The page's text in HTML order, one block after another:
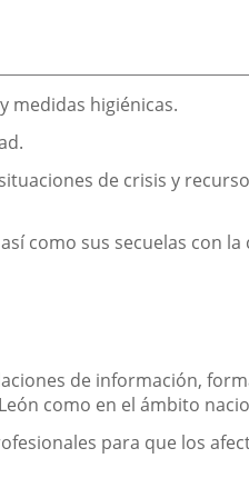
medidas higiénicas.
de crisis y
como sus secuelas con la
de información,
como en el ámbito
para que los